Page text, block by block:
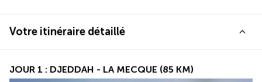
Votre itinéraire détaillé
JOUR 1 : DJEDDAH - LA MECQUE (85 KM)